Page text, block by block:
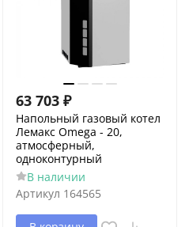
63 703 ₽
Напольный газовый котел
Лемакс Omega - 20,
атмосферный,
одноконтурный
В наличии
Артикул 164565